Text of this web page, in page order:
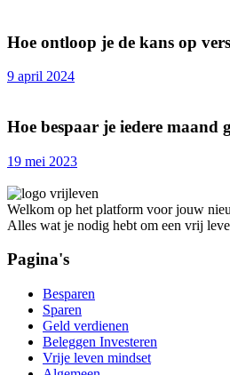
Hoe ontloop je de kans op
9 april 2024
Hoe bespaar je iedere maand
19 mei 2023
Welkom op het platform voor jouw
Alles wat je nodig hebt om een vrij
Pagina's
Besparen
Sparen
Geld verdienen
Beleggen Investeren
Vrije leven mindset